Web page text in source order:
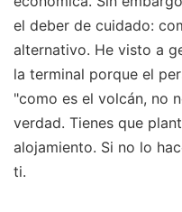
el deber de cuidado:
alternativo. He visto a
la terminal porque el
"como es el volcán, no
verdad. Tienes que
alojamiento. Si no lo
ti.